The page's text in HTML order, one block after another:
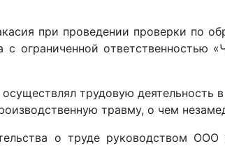
при проведении проверки по
с ограниченной ответственностью
трудовую
травму, о чем
о труде руководством ООО